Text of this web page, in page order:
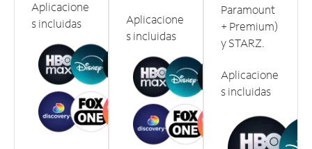
Aplicacione
s incluidas
Aplicacione
s incluidas
Paramount
+ Premium)
y STARZ.
Aplicacione
s incluidas